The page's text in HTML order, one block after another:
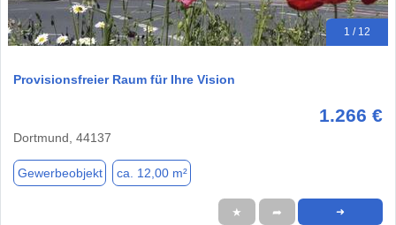
1 / 12
Provisionsfreier Raum für Ihre Vision
1.266 €
Dortmund, 44137
Gewerbeobjekt ca. 12,00 m²
★ ➦ ➜